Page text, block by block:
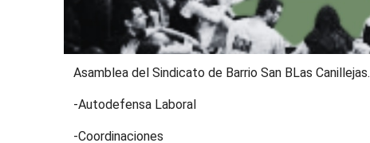
Asamblea del Sindicato de Barrio San BLas Canillejas.
-Autodefensa Laboral
-Coordinaciones